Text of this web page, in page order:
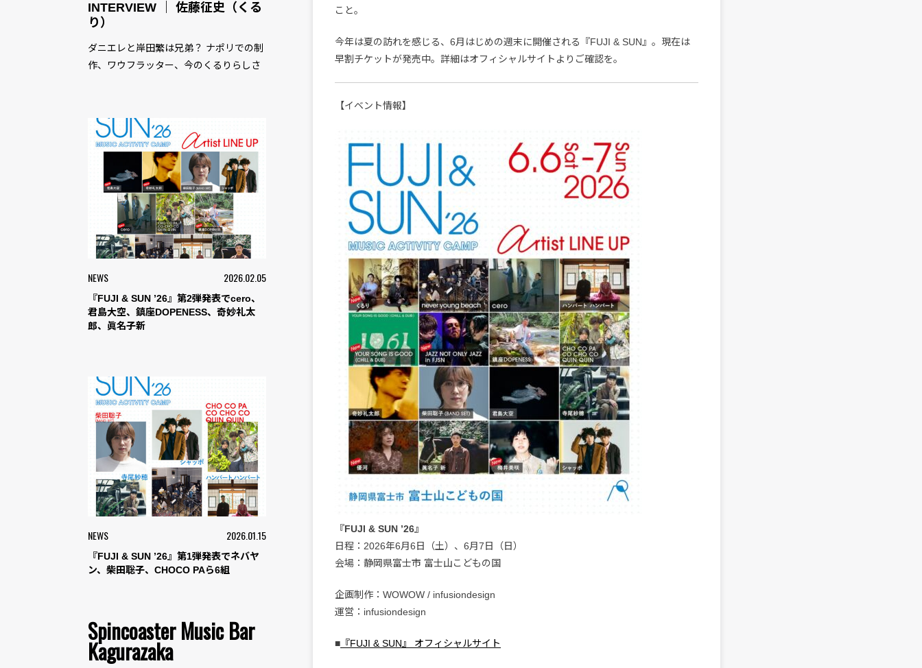
INTERVIEW ｜ 佐藤征史（くる
り）
ダニエレと岸田繁は兄弟？ ナポリでの制
作、ワウフラッター、今のくるりらしさ
NEWS 2026.02.05
『FUJI & SUN ’26』第2弾発表でcero、
君島大空、鎮座DOPENESS、奇妙礼太
郎、眞名子新
NEWS 2026.01.15
『FUJI & SUN ’26』第1弾発表でネバヤ
ン、柴田聡子、CHOCO PAら6組
Spincoaster Music Bar
Kagurazaka
こと。
今年は夏の訪れを感じる、6月はじめの週末に開催される『FUJI & SUN』。現在は
早割チケットが発売中。詳細はオフィシャルサイトよりご確認を。
【イベント情報】
『FUJI & SUN ’26』
日程：2026年6月6日（土）、6月7日（日）
会場：静岡県富士市 富士山こどもの国
企画制作：WOWOW / infusiondesign
運営：infusiondesign
■ 『FUJI & SUN』 オフィシャルサイト